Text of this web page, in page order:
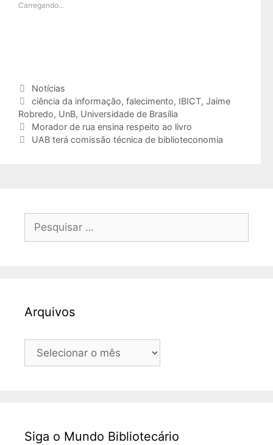
Carregando...
Categorias
Notícias
Tags
ciência da informação, falecimento, IBICT, Jaime
Robredo, UnB, Universidade de Brasília
Morador de rua ensina respeito ao livro
UAB terá comissão técnica de biblioteconomia
Pesquisar
Arquivos
Arquivos
Siga o Mundo Bibliotecário